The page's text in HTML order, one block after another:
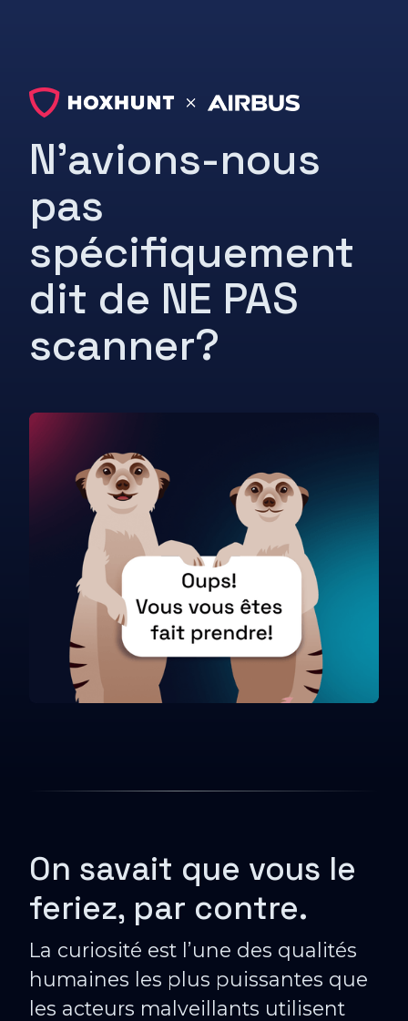
N’avions-nous
pas
spécifiquement
dit de NE PAS
scanner?
On savait que vous le
feriez, par contre.
La curiosité est l’une des qualités
humaines les plus puissantes que
les acteurs malveillants utilisent